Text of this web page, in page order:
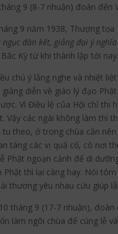
9 (8-7 nhuận) đoàn đến
9 năm 1938, Thượng
ngục đàn kết, giảng đại ý
Kỳ từ khi thành lập tới nay.
chú ý lắng nghe và nhiệt
giảng diễn về giáo lý đạo
Vì Điều lệ của Hội chỉ thi
Vậy các ngài không làm thì
tu theo, ở trong chùa cần
táng các vị quá cố, có nơi
Phật ngoạn cảnh để di
Phật thì lại càng hay. Nói
thương yêu nhau cứu giúp
tháng 9 (17-7 nhuận),
làm ngôi chùa để cúng lễ